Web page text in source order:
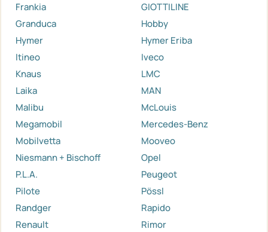
Frankia
GIOTTILINE
Granduca
Hobby
Hymer
Hymer Eriba
Itineo
Iveco
Knaus
LMC
Laika
MAN
Malibu
McLouis
Megamobil
Mercedes-Benz
Mobilvetta
Mooveo
Niesmann + Bischoff
Opel
P.L.A.
Peugeot
Pilote
Pössl
Randger
Rapido
Renault
Rimor